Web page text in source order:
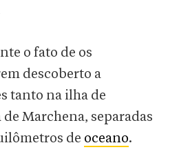
o fato de os
descoberto a
tanto na ilha de
Marchena, separadas
de oceano.